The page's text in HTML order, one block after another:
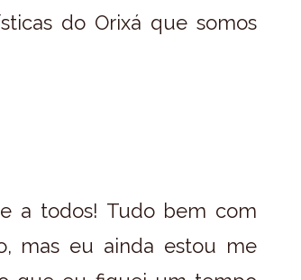
do Orixá que somos
a todos! Tudo bem com
mas eu ainda estou me